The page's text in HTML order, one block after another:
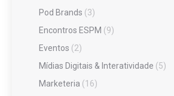
Pod Brands (3)
Encontros ESPM (9)
Eventos (2)
Mídias Digitais & Interatividade (5)
Marketeria (16)